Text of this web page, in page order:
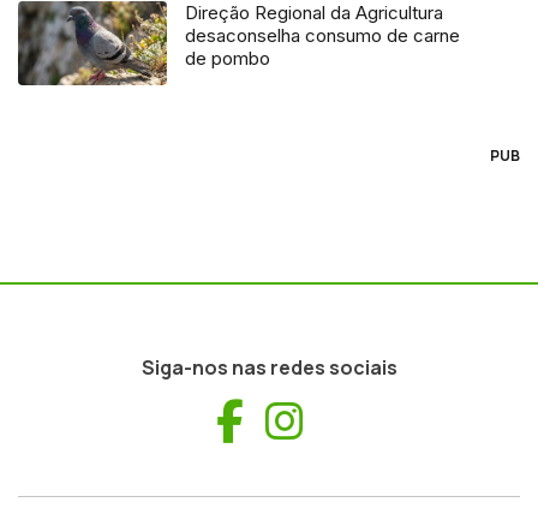
Direção Regional da Agricultura
desaconselha consumo de carne
de pombo
PUB
Siga-nos nas redes sociais
Facebook